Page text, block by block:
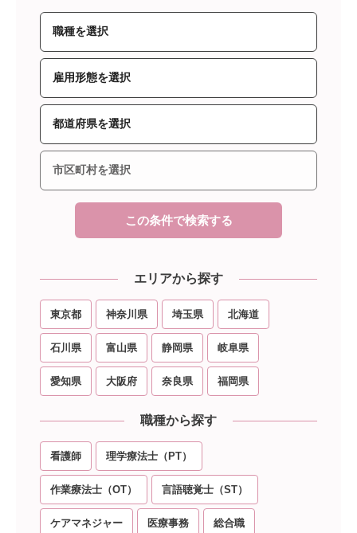
この条件で検索する
エリアから探す
東京都 神奈川県 埼玉県 北海道
石川県 富山県 静岡県 岐阜県
愛知県 大阪府 奈良県 福岡県
職種から探す
看護師 理学療法士（PT）
作業療法士（OT） 言語聴覚士（ST）
ケアマネジャー 医療事務 総合職